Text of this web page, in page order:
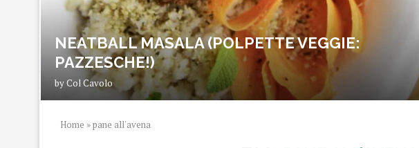
NEATBALL MASALA (POLPETTE VEGGIE:
PAZZESCHE!)
byCol Cavolo
Home »pane all'avena